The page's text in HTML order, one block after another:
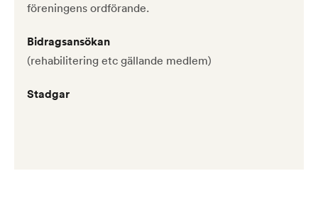
föreningens ordförande.
Bidragsansökan
(rehabilitering etc gällande medlem)
Stadgar